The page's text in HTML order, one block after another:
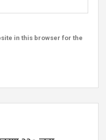
in this browser for the